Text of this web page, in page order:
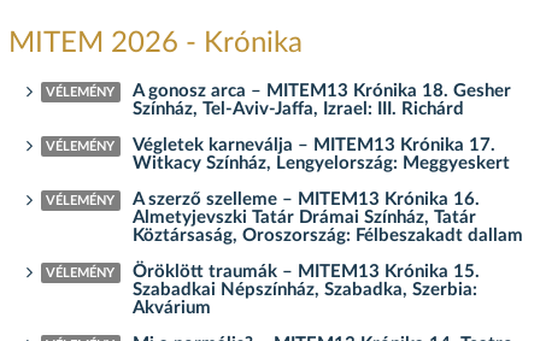
MITEM 2026 - Krónika
VÉLEMÉNY
A gonosz arca – MITEM13 Krónika 18. Gesher
Színház, Tel-Aviv-Jaffa, Izrael: III. Richárd
VÉLEMÉNY
Végletek karneválja – MITEM13 Krónika 17.
Witkacy Színház, Lengyelország: Meggyeskert
VÉLEMÉNY
A szerző szelleme – MITEM13 Krónika 16.
Almetyjevszki Tatár Drámai Színház, Tatár
Köztársaság, Oroszország: Félbeszakadt dallam
VÉLEMÉNY
Öröklött traumák – MITEM13 Krónika 15.
Szabadkai Népszínház, Szabadka, Szerbia:
Akvárium